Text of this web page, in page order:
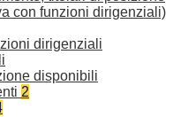
con funzioni dirigenziali)
dirigenziali
disponibili
2